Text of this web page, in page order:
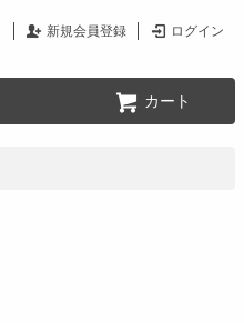
新規会員登録 ログイン
カート